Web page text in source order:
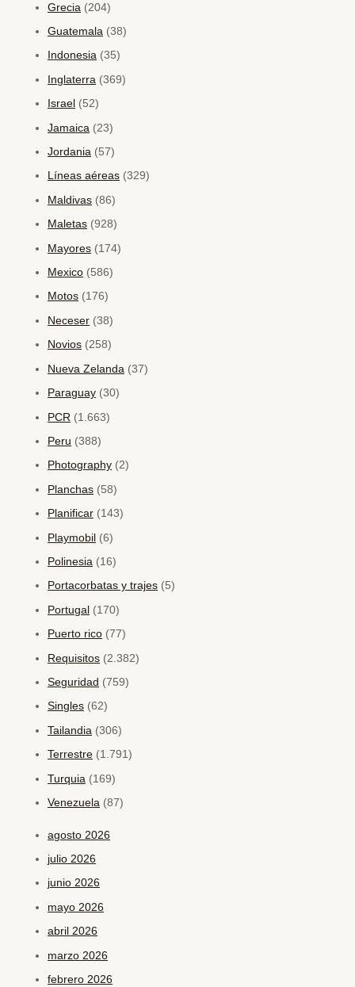
Grecia (204)
Guatemala (38)
Indonesia (35)
Inglaterra (369)
Israel (52)
Jamaica (23)
Jordania (57)
Líneas aéreas (329)
Maldivas (86)
Maletas (928)
Mayores (174)
Mexico (586)
Motos (176)
Neceser (38)
Novios (258)
Nueva Zelanda (37)
Paraguay (30)
PCR (1.663)
Peru (388)
Photography (2)
Planchas (58)
Planificar (143)
Playmobil (6)
Polinesia (16)
Portacorbatas y trajes (5)
Portugal (170)
Puerto rico (77)
Requisitos (2.382)
Seguridad (759)
Singles (62)
Tailandia (306)
Terrestre (1.791)
Turquia (169)
Venezuela (87)
agosto 2026
julio 2026
junio 2026
mayo 2026
abril 2026
marzo 2026
febrero 2026